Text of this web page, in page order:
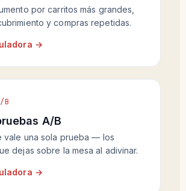
por carritos más grandes,
y compras repetidas.
→
B
A/B
vale una sola prueba — los
dejas sobre la mesa al adivinar.
→